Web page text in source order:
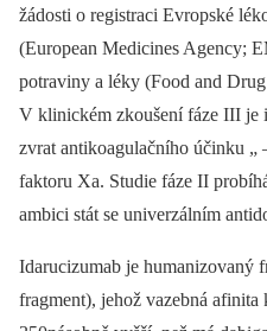
žádosti o registraci Evropské
(European Medicines Agency;
potraviny a léky (Food and
V klinickém zkoušení fáze III je
zvrat antikoagulačního účinku „
faktoru Xa. Studie fáze II
ambici stát se univerzálním
Idarucizumab je humanizovaný
fragment), jehož vazebná